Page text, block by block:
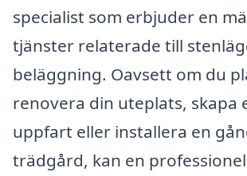
specialist som erbjuder en
tjänster relaterade till
beläggning. Oavsett om du
renovera din uteplats, skapa
uppfart eller installera en
trädgård, kan en